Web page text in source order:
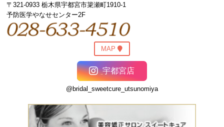
〒321-0933 栃木県宇都宮市簗瀬町1910-1
予防医学やなせセンター2F
MAP
宇都宮店
@bridal_sweetcure_utsunomiya